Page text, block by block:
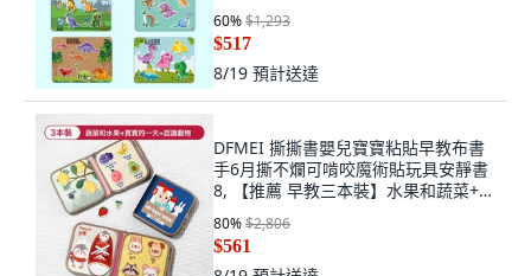
60%$1,293
$517
8/19 預計送達
DFMEI 撕撕書嬰兒寶寶粘貼早教布書
手6月撕不爛可啃咬魔術貼玩具安靜書
8, 【推薦 早教三本裝】水果和蔬菜+認
識動物+寶寶的一天:如圖
80%$2,806
$561